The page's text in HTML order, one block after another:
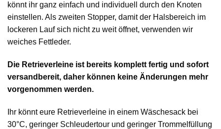
könnt ihr ganz einfach und individuell durch den Knoten
einstellen. Als zweiten Stopper, damit der Halsbereich im
lockeren Lauf sich nicht zu weit öffnet, verwenden wir
weiches Fettleder.
Die Retrieverleine ist bereits komplett fertig und sofort
versandbereit, daher können keine Änderungen mehr
vorgenommen werden.
Ihr könnt eure Retrieverleine in einem Wäschesack bei
30°C, geringer Schleudertour und geringer Trommelfüllung